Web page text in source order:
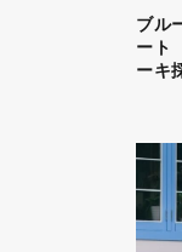
ブル
ート
ーキ